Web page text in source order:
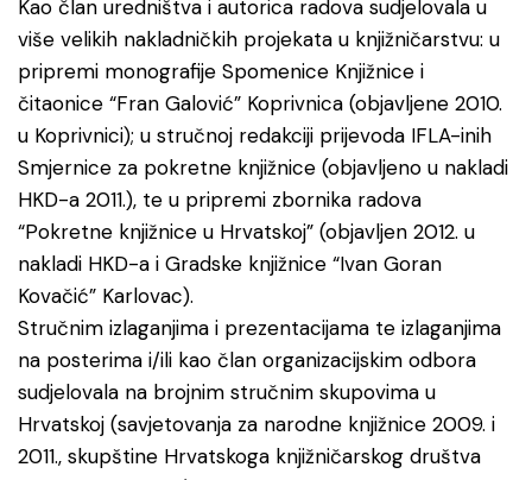
Kao član uredništva i autorica radova sudjelovala u
više velikih nakladničkih projekata u knjižničarstvu: u
pripremi monografije Spomenice Knjižnice i
čitaonice “Fran Galović” Koprivnica (objavljene 2010.
u Koprivnici); u stručnoj redakciji prijevoda IFLA-inih
Smjernice za pokretne knjižnice (objavljeno u nakladi
HKD-a 2011.), te u pripremi zbornika radova
“Pokretne knjižnice u Hrvatskoj” (objavljen 2012. u
nakladi HKD-a i Gradske knjižnice “Ivan Goran
Kovačić” Karlovac).
Stručnim izlaganjima i prezentacijama te izlaganjima
na posterima i/ili kao član organizacijskim odbora
sudjelovala na brojnim stručnim skupovima u
Hrvatskoj (savjetovanja za narodne knjižnice 2009. i
2011., skupštine Hrvatskoga knjižničarskog društva